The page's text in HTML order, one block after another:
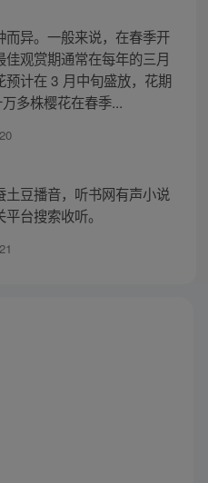
异。一般来说，在春季开
观赏期通常在每年的三月
计在 3 月中旬盛放，花期
多株樱花在春季...
土豆播音，听书网有声小说
台搜索收听。